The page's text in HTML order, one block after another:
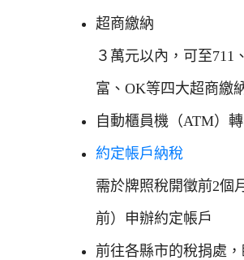
超商繳納
３萬元以內，可至711
富、OK等四大超商繳
自動櫃員機（ATM）
約定帳戶納稅
需於牌照稅開徵前2個
前）申辦約定帳戶
前往各縣市的稅捐處